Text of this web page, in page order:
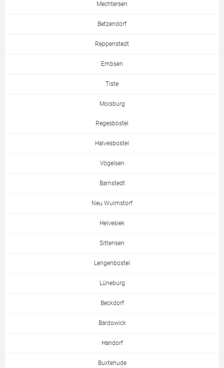
Mechtersen
Betzendorf
Reppenstedt
Embsen
Tiste
Moisburg
Regesbostel
Halvesbostel
Vögelsen
Barnstedt
Neu Wulmstorf
Helvesiek
Sittensen
Lengenbostel
Lüneburg
Beckdorf
Bardowick
Handorf
Buxtehude